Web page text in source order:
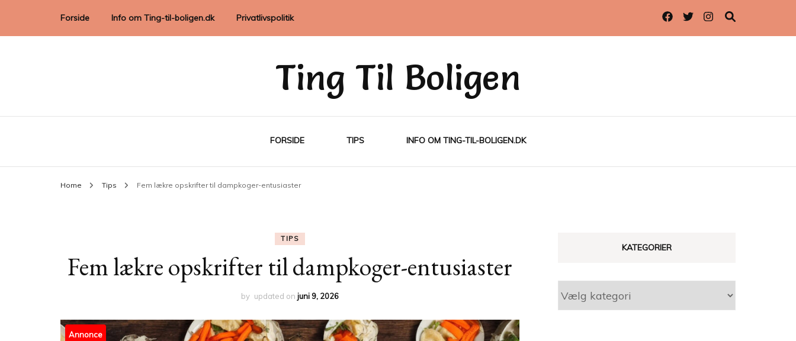
Forside Info om Ting-til-boligen.dk Privatlivspolitik
Ting Til Boligen
FORSIDE TIPS INFO OM TING-TIL-BOLIGEN.DK
Home Tips Fem lækre opskrifter til dampkoger-entusiaster
TIPS
Fem lækre opskrifter til dampkoger-entusiaster
by updated on juni 9, 2026
Annonce
KATEGORIER
Kategorier